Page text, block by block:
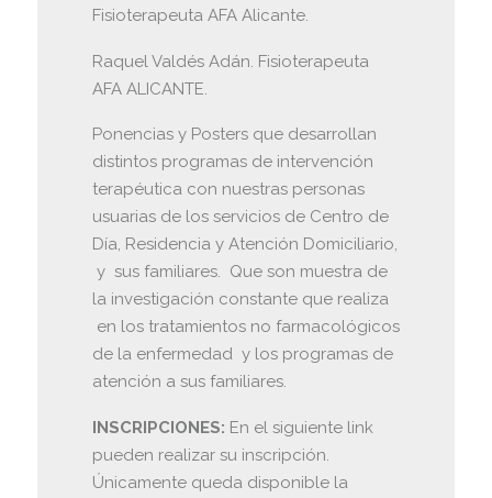
Fisioterapeuta AFA Alicante.
Raquel Valdés Adán. Fisioterapeuta
AFA ALICANTE.
Ponencias y Posters que desarrollan
distintos programas de intervención
terapéutica con nuestras personas
usuarias de los servicios de Centro de
Día, Residencia y Atención Domiciliario,
y sus familiares. Que son muestra de
la investigación constante que realiza
en los tratamientos no farmacológicos
de la enfermedad y los programas de
atención a sus familiares.
INSCRIPCIONES: En el siguiente link
pueden realizar su inscripción.
Únicamente queda disponible la